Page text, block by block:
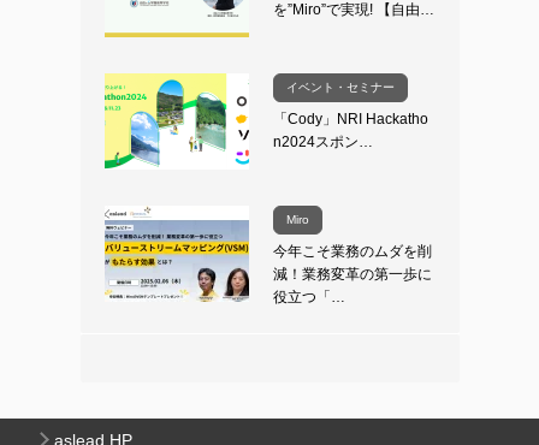
を”Miro”で実現! 【自由…
イベント・セミナー
「Cody」NRI Hackatho
n2024スポン…
Miro
今年こそ業務のムダを削
減！業務変革の第一歩に
役立つ「…
aslead HP